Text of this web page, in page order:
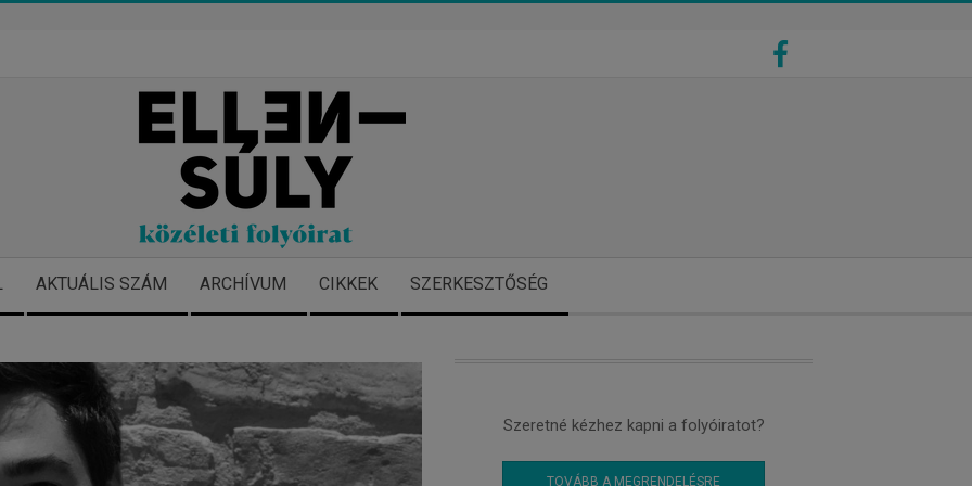
AKTUÁLIS SZÁM ARCHÍVUM CIKKEK SZERKESZTŐSÉG
Szeretné kézhez kapni a folyóiratot?
TOVÁBB A MEGRENDELÉSRE